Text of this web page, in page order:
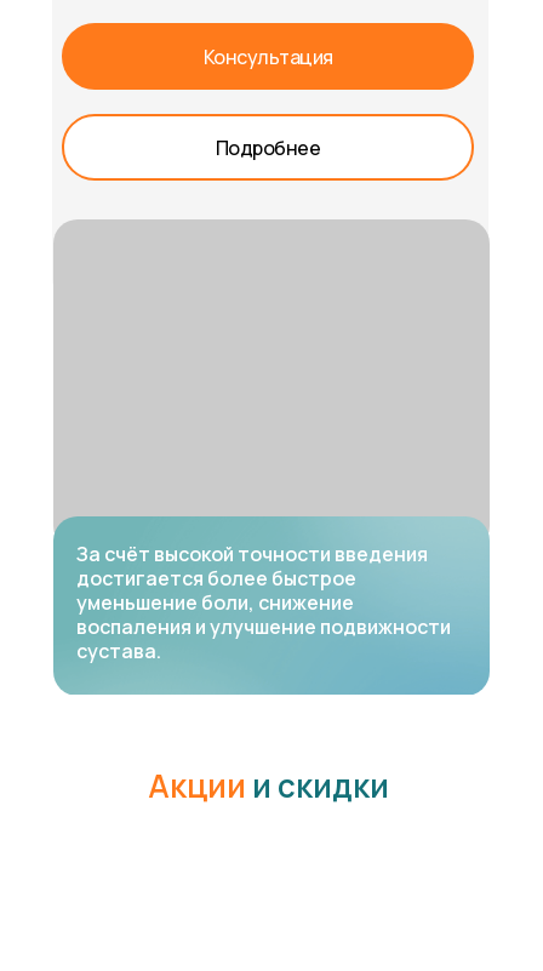
За счёт высокой точности введения
достигается более быстрое
уменьшение боли, снижение
воспаления и улучшение подвижности
сустава.
Подробнее
Консультация
Акции и скидки